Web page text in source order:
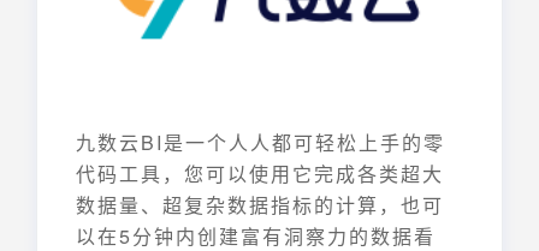
九数云BI是一个人人都可轻松上手的零
代码工具，您可以使用它完成各类超大
数据量、超复杂数据指标的计算，也可
以在5分钟内创建富有洞察力的数据看